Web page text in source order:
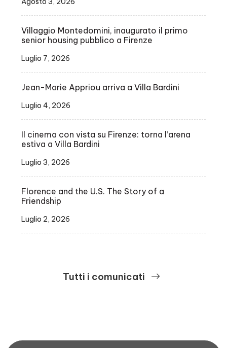
Villaggio Montedomini, inaugurato il primo
senior housing pubblico a Firenze
Luglio 7, 2026
Jean-Marie Appriou arriva a Villa Bardini
Luglio 4, 2026
Il cinema con vista su Firenze: torna l’arena
estiva a Villa Bardini
Luglio 3, 2026
Florence and the U.S. The Story of a
Friendship
Luglio 2, 2026
Tutti i comunicati